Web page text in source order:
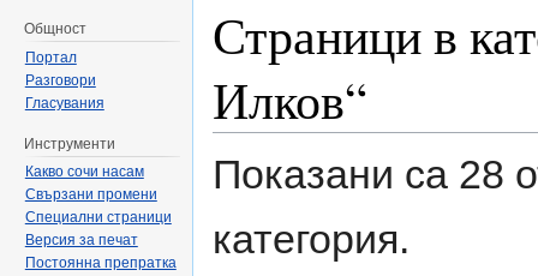
Страници в
Илков“
Показани са 28
категория.
Общност
Портал
Разговори
Гласувания
Инструменти
Какво сочи насам
Свързани промени
Специални страници
Версия за печат
Постоянна препратка